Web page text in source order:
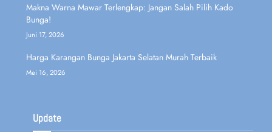
Makna Warna Mawar Terlengkap: Jangan Salah Pilih Kado
Bunga!
Juni 17, 2026
Harga Karangan Bunga Jakarta Selatan Murah Terbaik
Mei 16, 2026
Update